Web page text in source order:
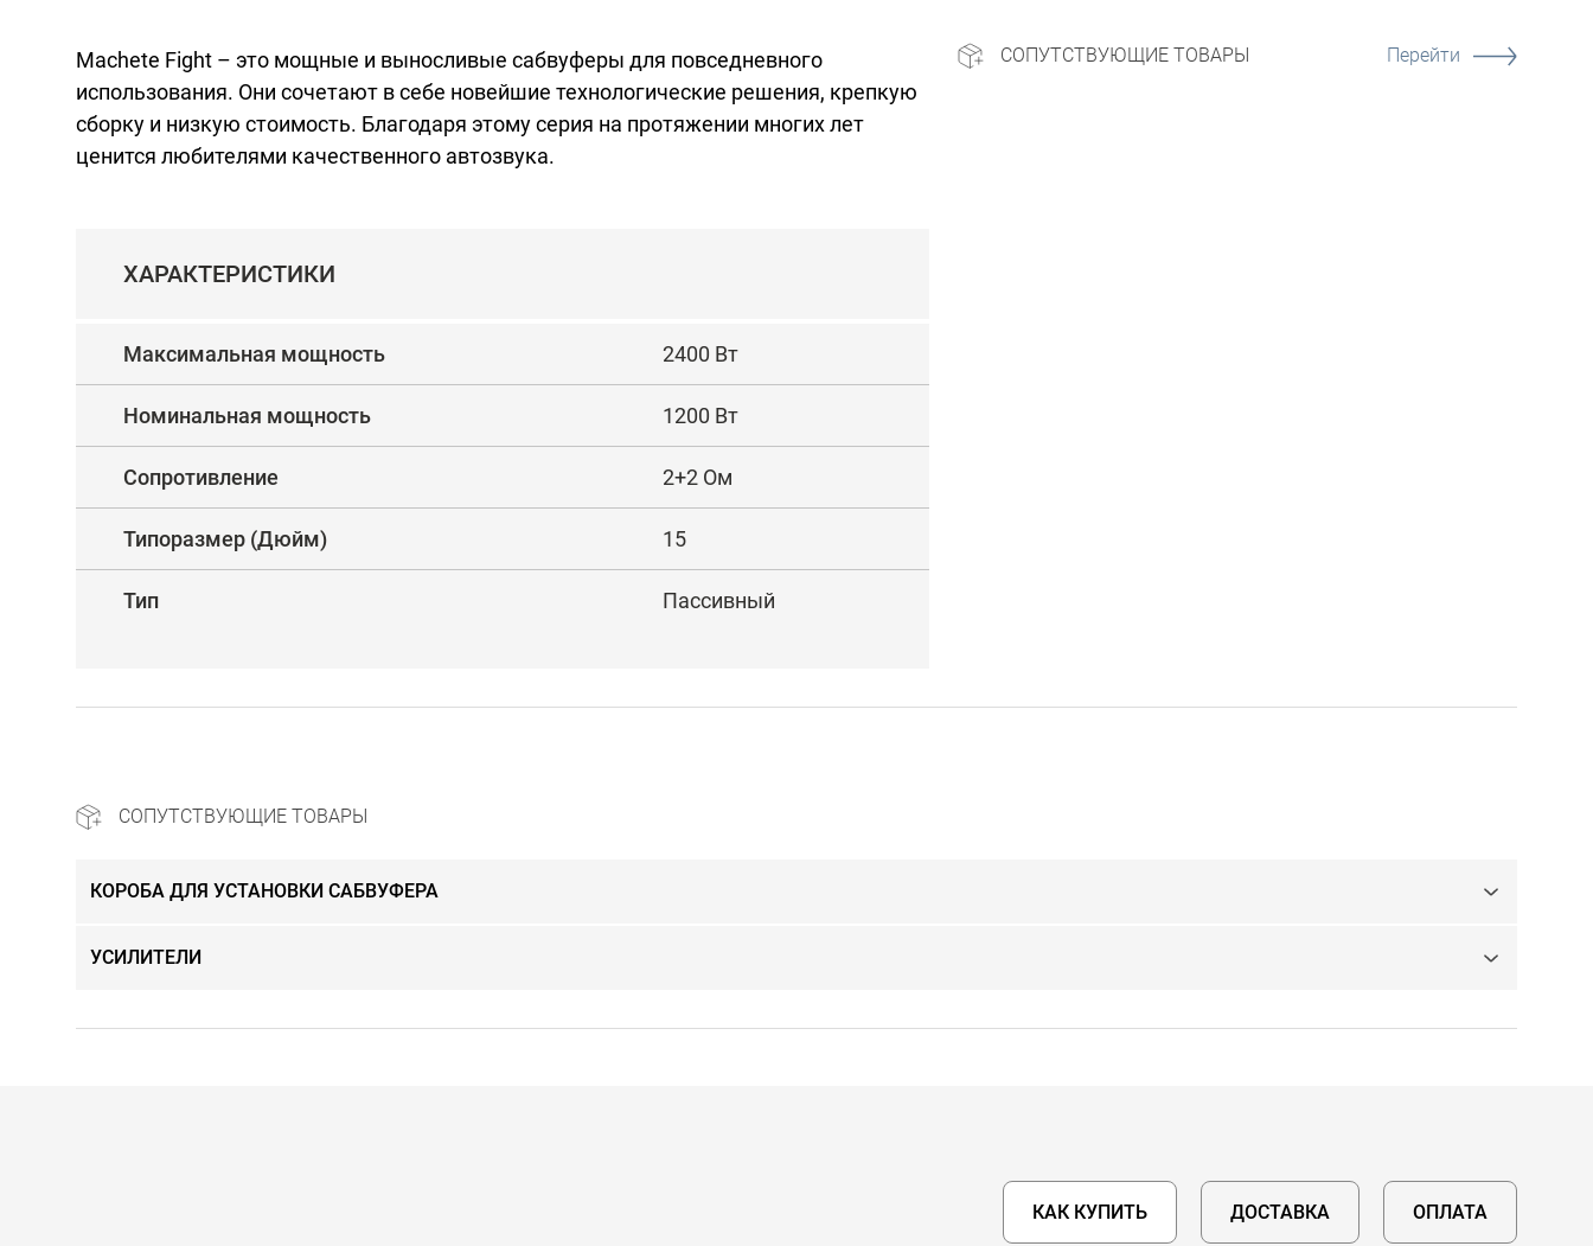
Machete Fight – это мощные и выносливые сабвуферы для повседневного
использования. Они сочетают в себе новейшие технологические решения, крепкую
сборку и низкую стоимость. Благодаря этому серия на протяжении многих лет
ценится любителями качественного автозвука.
ХАРАКТЕРИСТИКИ
Максимальная мощность 2400 Вт
Номинальная мощность 1200 Вт
Сопротивление 2+2 Ом
Типоразмер (Дюйм) 15
Тип Пассивный
СОПУТСТВУЮЩИЕ ТОВАРЫ Перейти
СОПУТСТВУЮЩИЕ ТОВАРЫ
КОРОБА ДЛЯ УСТАНОВКИ САБВУФЕРА
УСИЛИТЕЛИ
КАК КУПИТЬ ДОСТАВКА ОПЛАТА